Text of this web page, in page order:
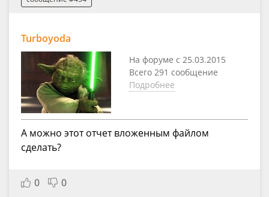
Turboyoda
На форуме с 25.03.2015
Всего 291 сообщение
Подробнее
А можно этот отчет вложенным файлом
сделать?
0 0